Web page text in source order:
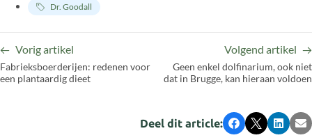
Dr. Goodall
Vorig artikel
Fabrieksboerderijen: redenen voor
een plantaardig dieet
Volgend artikel
Geen enkel dolfinarium, ook niet
dat in Brugge, kan hieraan voldoen
Deel dit article: Facebook
X